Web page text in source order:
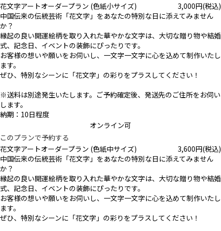
花文字アートオーダープラン (色紙小サイズ)
3,000円(税込)
中国伝来の伝統芸術「花文字」をあなたの特別な日に添えてみません
か？
縁起の良い開運絵柄を取り入れた華やかな文字は、大切な贈り物や結婚
式、記念日、イベントの装飾にぴったりです。
お客様の想いや願いをお伺いし、一文字一文字に心を込めて制作いたし
ます。
ぜひ、特別なシーンに「花文字」の彩りをプラスしてください！
※送料は別途発生いたします。ご予約確定後、発送先のご住所をお伺い
します。
納期：10日程度
オンライン可
このプランで予約する
花文字アートオーダープラン (色紙中サイズ)
3,600円(税込)
中国伝来の伝統芸術「花文字」をあなたの特別な日に添えてみません
か？
縁起の良い開運絵柄を取り入れた華やかな文字は、大切な贈り物や結婚
式、記念日、イベントの装飾にぴったりです。
お客様の想いや願いをお伺いし、一文字一文字に心を込めて制作いたし
ます。
ぜひ、特別なシーンに「花文字」の彩りをプラスしてください！